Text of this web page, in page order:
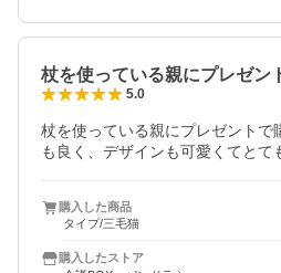
杖を使っている親にプレゼ
5.0
杖を使っている親にプレゼントで
も良く、デザインも可愛くてとて
購入した商品
タイプ/三毛猫
購入したストア